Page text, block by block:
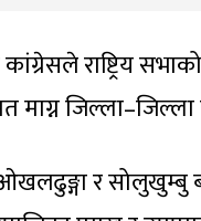
राष्ट्रिय
माग्न
र सोलुखुम्बु